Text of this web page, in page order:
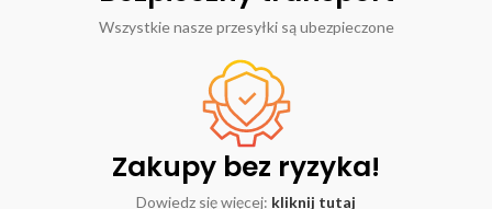
Wszystkie nasze przesyłki są ubezpieczone
Zakupy bez ryzyka!
Dowiedz się więcej: kliknij tutaj